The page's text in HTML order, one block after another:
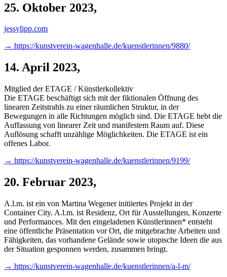
25. Oktober 2023,
jessylipp.com
→ https://kunstverein-wagenhalle.de/kuenstlerinnen/9880/
14. April 2023,
Mitglied der ETAGE / Künstlerkollektiv
Die ETAGE beschäftigt sich mit der fiktionalen Öffnung des
linearen Zeitstrahls zu einer räumlichen Struktur, in der
Bewegungen in alle Richtungen möglich sind. Die ETAGE hebt die
Auffassung von linearer Zeit und manifestem Raum auf. Diese
Auflösung schafft unzählige Möglichkeiten. Die ETAGE ist ein
offenes Labor.
→ https://kunstverein-wagenhalle.de/kuenstlerinnen/9199/
20. Februar 2023,
A.l.m. ist ein von Martina Wegener initiiertes Projekt in der
Container City. A.l.m. ist Residenz, Ort für Ausstellungen, Konzerte
und Performances. Mit den eingeladenen Künstlerinnen* entsteht
eine öffentliche Präsentation vor Ort, die mitgebrachte Arbeiten und
Fähigkeiten, das vorhandene Gelände sowie utopische Ideen die aus
der Situation gesponnen werden, zusammen bringt.
→ https://kunstverein-wagenhalle.de/kuenstlerinnen/a-l-m/